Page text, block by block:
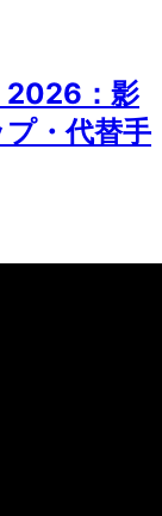
2026：影
・代替手